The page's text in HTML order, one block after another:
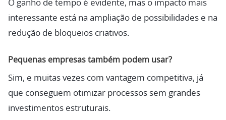
O ganho de tempo é evidente, mas o impacto mais
interessante está na ampliação de possibilidades e na
redução de bloqueios criativos.
Pequenas empresas também podem usar?
Sim, e muitas vezes com vantagem competitiva, já
que conseguem otimizar processos sem grandes
investimentos estruturais.